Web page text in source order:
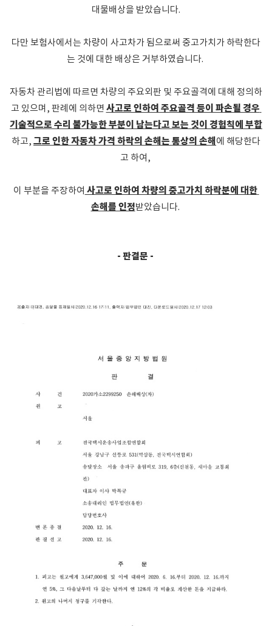
대물배상을 받았습니다.
다만 보험사에서는 차량이 사고차가 됨으로써 중고가치가 하락한다
는 것에 대한 배상은 거부하였습니다.
자동차 관리법에 따르면 차량의 주요외판 및 주요골격에 대해 정의하
고 있으며, 판례에 의하면 사고로 인하여 주요골격 등이 파손될 경우
기술적으로 수리 불가능한 부분이 남는다고 보는 것이 경험칙에 부합
하고, 그로 인한 자동차 가격 하락의 손해는 통상의 손해 에 해당한다
고 하여,
이 부분을 주장하여 사고로 인하여 차량의 중고가치 하락분에 대한
손해를 인정받았습니다.
- 판결문 -